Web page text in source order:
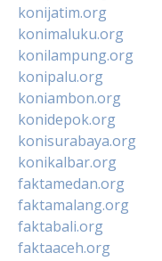
konijatim.org
konimaluku.org
konilampung.org
konipalu.org
koniambon.org
konidepok.org
konisurabaya.org
konikalbar.org
faktamedan.org
faktamalang.org
faktabali.org
faktaaceh.org